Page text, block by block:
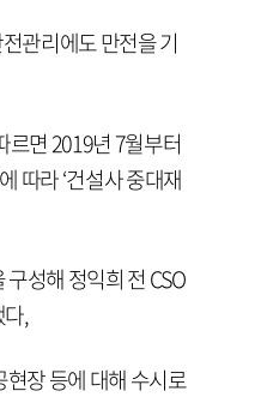
관리에도 만전을 기
르면 2019년 7월부터
따라 ‘건설사 중대재
성해 정익희 전 CSO
,
장 등에 대해 수시로